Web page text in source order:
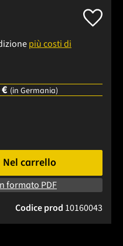
più costi di
(in Germania)
la quantità desiderata o
Nel carrello
formato PDF
Codice prod 10160043